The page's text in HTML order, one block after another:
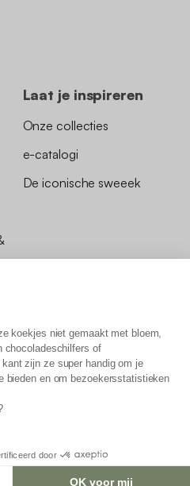
koekjes niet gemaakt met bloem,
chocoladeschilfers of
zijn ze super handig om je
bieden en om bezoekersstatistieken
door
OK voor mij
Laat je inspireren
Onze collecties
e-catalogi
De iconische sweeek
toegankelijkheid